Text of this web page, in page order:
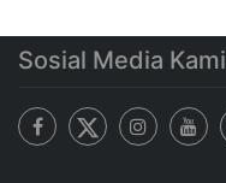
Sosial Media Kami